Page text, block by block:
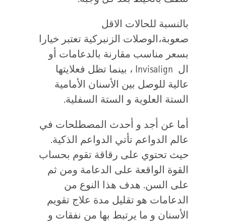
بالنسبة للحالات الاقل
صعوبة،الوصلات الزنبركية تعتبر خيارا
بسعر مناسب مقارنة بالدعامات أو
ال Invisalign ، بينما تظل فعلايتها
عالية للوصل بين الأسنان الأمامية
الستة العلوية و الستة السفلية.
أما عن أجد و أحدث المصطلحات في
عالم الدواعم تأتي الدواعم الذكية.
حيث تحتوي على رقاقة تقوم بحساب
القوة الواقعة على الدعامة ومن ثم
على السن. هدف هذا النوع من
الدعامات هو تقليل مدة علاج تقويم
الأسنان و ما يرتبط بها من نفقات و